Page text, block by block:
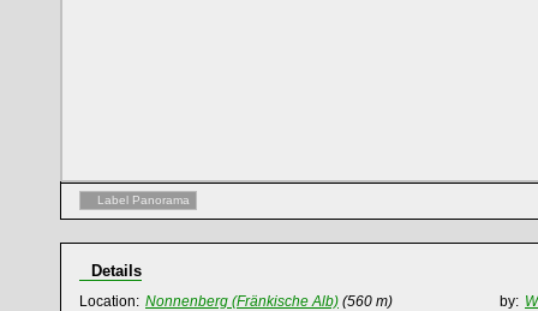
Label Panorama
Details
Location: Nonnenberg (Fränkische Alb) (560 m) by: